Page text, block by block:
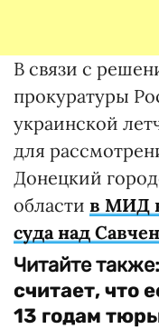
В связи с
прокуратуры
украинской
для
Донецкий
области в МИД
суда над
Читайте также:
считает, что
13 годам